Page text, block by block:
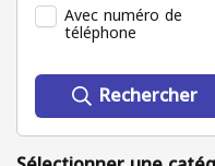
Avec numéro de
téléphone
Rechercher